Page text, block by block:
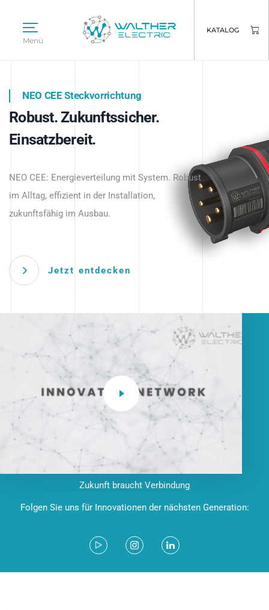
Menü
KATALOG
Intelligente Stromverteilung
beginnt hier.
NEO CEE Steckvorrichtung
Robust. Zukunftssicher.
Einsatzbereit.
NEO CEE: Energieverteilung mit System. Robust
im Alltag, effizient in der Installation,
zukunftsfähig im Ausbau.
Jetzt entdecken
Intelligenz trifft Energie.
Anwendungen – robust, IP-geschützt und
zukunftsfähig.
Zukunft braucht Verbindung
Folgen Sie uns für Innovationen der nächsten Generation: